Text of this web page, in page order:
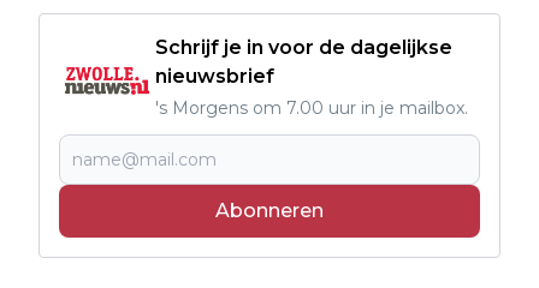
Schrijf je in voor de dagelijkse
nieuwsbrief
's Morgens om 7.00 uur in je mailbox.
Abonneren